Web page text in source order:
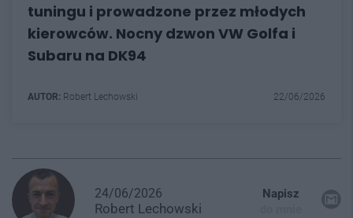
tuningu i prowadzone przez młodych
kierowców. Nocny dzwon VW Golfa i
Subaru na DK94
AUTOR: Robert Lechowski 22/06/2026
24/06/2026
Robert Lechowski
Napisz